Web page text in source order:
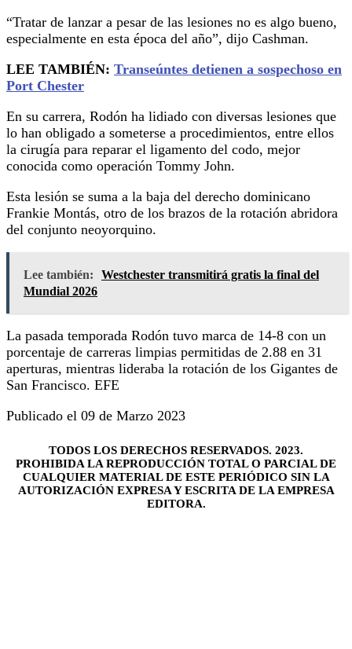
“Tratar de lanzar a pesar de las lesiones no es algo bueno,
especialmente en esta época del año”, dijo Cashman.
LEE TAMBIÉN: Transeúntes detienen a sospechoso en
Port Chester
En su carrera, Rodón ha lidiado con diversas lesiones que
lo han obligado a someterse a procedimientos, entre ellos
la cirugía para reparar el ligamento del codo, mejor
conocida como operación Tommy John.
Esta lesión se suma a la baja del derecho dominicano
Frankie Montás, otro de los brazos de la rotación abridora
del conjunto neoyorquino.
Lee también:
Westchester transmitirá gratis la final del
Mundial 2026
La pasada temporada Rodón tuvo marca de 14-8 con un
porcentaje de carreras limpias permitidas de 2.88 en 31
aperturas, mientras lideraba la rotación de los Gigantes de
San Francisco. EFE
Publicado el 09 de Marzo 2023
TODOS LOS DERECHOS RESERVADOS. 2023.
PROHIBIDA LA REPRODUCCIÓN TOTAL O PARCIAL DE
CUALQUIER MATERIAL DE ESTE PERIÓDICO SIN LA
AUTORIZACIÓN EXPRESA Y ESCRITA DE LA EMPRESA
EDITORA.